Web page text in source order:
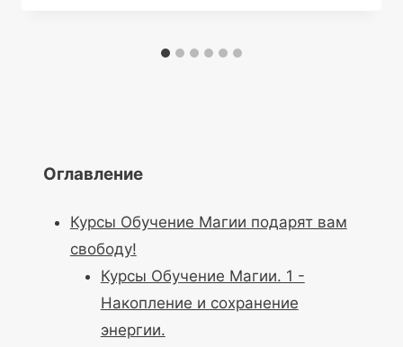
Оглавление
Курсы Обучение Магии подарят вам
свободу!
Курсы Обучение Магии. 1 -
Накопление и сохранение
энергии.